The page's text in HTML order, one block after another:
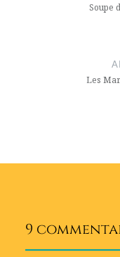
Soupe
Les
9